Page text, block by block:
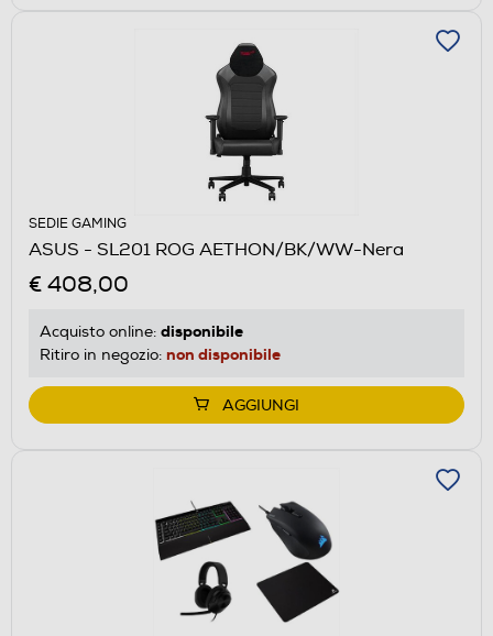
SEDIE GAMING
ASUS - SL201 ROG AETHON/BK/WW-Nera
€ 408,00
Acquisto online: disponibile
Ritiro in negozio: non disponibile
AGGIUNGI